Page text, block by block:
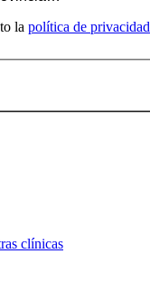
la política de privacidad
clínicas